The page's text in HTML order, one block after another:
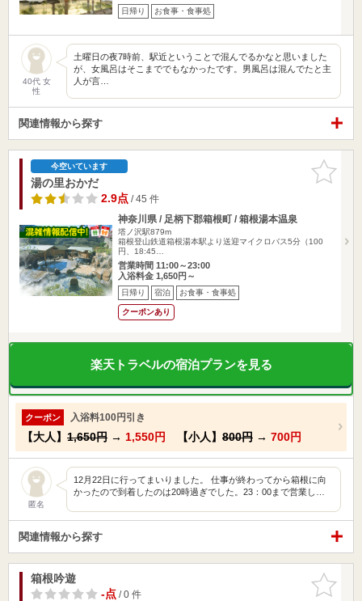
日帰り お食事・食事処
40代 女
性
土曜日の夜7時前、駅近ということで混んでるかなと思いました
が、女風呂はそこまででもなかったです。男風呂は混んでたと主
人が言…
関連情報から探す
お気に入
りに追加
今空いています
湯の里おかだ
2.9点/ 45 件
神奈川県 / 足柄下郡箱根町 / 箱根湯本温泉
塔ノ沢駅879m
箱根登山鉄道箱根湯本駅より送迎マイクロバス5分（100
円、18:45…
営業時間 11:00～23:00
入浴料金 1,650円～
日帰り 宿泊 お食事・食事処
クーポンあり
楽天トラベルの宿泊プランを見る
クーポン 入浴料100円引き
【大人】 1,650円 → 1,550円 【小人】 800円 → 700円
匿名
12月22日に行ってまいりました。 仕事が終わってから箱根に向
かったので到着したのは20時過ぎでした。23：00まで営業し…
関連情報から探す
お気に入
りに追加
箱根吟遊
-点/ 0 件